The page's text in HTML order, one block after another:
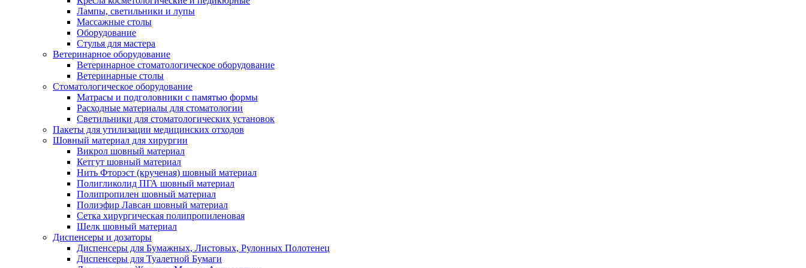
Лампы, светильники и лупы
Массажные столы
Оборудование
Стулья для мастера
Ветеринарное оборудование
Ветеринарное стоматологическое оборудование
Ветеринарные столы
Стоматологическое оборудование
Матрасы и подголовники с памятью формы
Расходные материалы для стоматологии
Светильники для стоматологических установок
Пакеты для утилизации медицинских отходов
Шовный материал для хирургии
Викрол шовный материал
Кетгут шовный материал
Нить Фторэст (крученая) шовный материал
Полигликолид ПГА шовный материал
Полипропилен шовный материал
Полиэфир Лавсан шовный материал
Сетка хирургическая полипропиленовая
Шелк шовный материал
Диспенсеры и дозаторы
Диспенсеры для Бумажных, Листовых, Рулонных Полотенец
Диспенсеры для Туалетной Бумаги